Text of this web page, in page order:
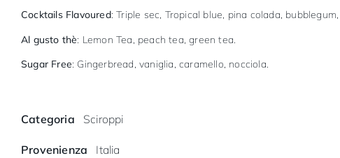
Cocktails Flavoured: Triple sec, Tropical blue, pina colada,
Al gusto thè: Lemon Tea, peach tea, green tea.
Sugar Free: Gingerbread, vaniglia, caramello, nocciola.
Categoria Sciroppi
Provenienza
Italia